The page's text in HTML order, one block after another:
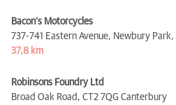
Bacon's Motorcycles
737-741 Eastern Avenue, Newbury Park,
37,8 km
Robinsons Foundry Ltd
Broad Oak Road, CT2 7QG Canterbury